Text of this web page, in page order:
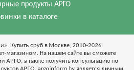
продукты АРГО
в каталоге
Купить сруб в Москве, 2010-2026
магазином. На нашем сайте вы сможете
АРГО, а также получить консультацию по
АРГО. argoinform.by является личным